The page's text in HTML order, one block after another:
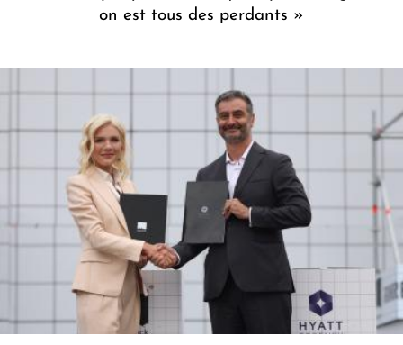
on est tous des perdants »